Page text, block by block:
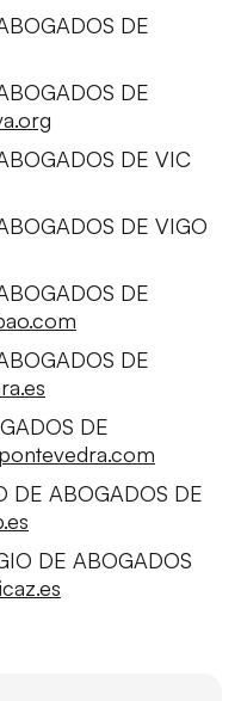
DE
DE
DE VIC
DE VIGO
DE
DE
DE
DE ABOGADOS DE
DE ABOGADOS